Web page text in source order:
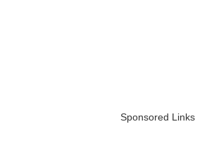
Sponsored Links